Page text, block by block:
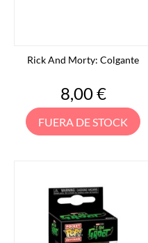
Rick And Morty: Colgante
Precio
8,00 €
FUERA DE STOCK